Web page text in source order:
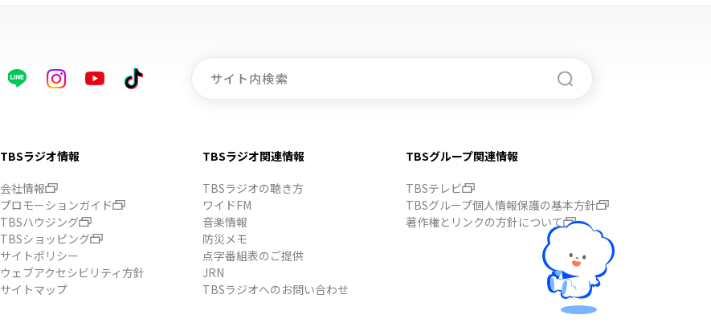
TBSラジオ情報
会社情報
プロモーションガイド
TBSハウジング
TBSショッピング
サイトポリシー
ウェブアクセシビリティ方針
サイトマップ
TBSラジオ関連情報
TBSラジオの聴き方
ワイドFM
音楽情報
防災メモ
点字番組表のご提供
JRN
TBSラジオへのお問い合わせ
TBSグループ関連情報
TBSテレビ
TBSグループ個人情報保護の基本方針
著作権とリンクの方針について